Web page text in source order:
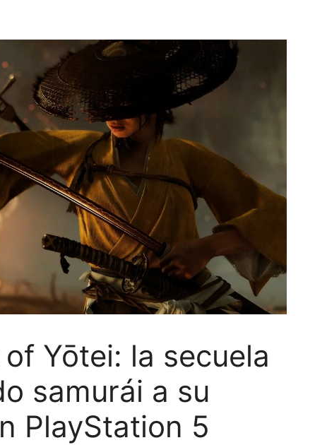
Yōtei: la secuela
samurái a su
PlayStation 5